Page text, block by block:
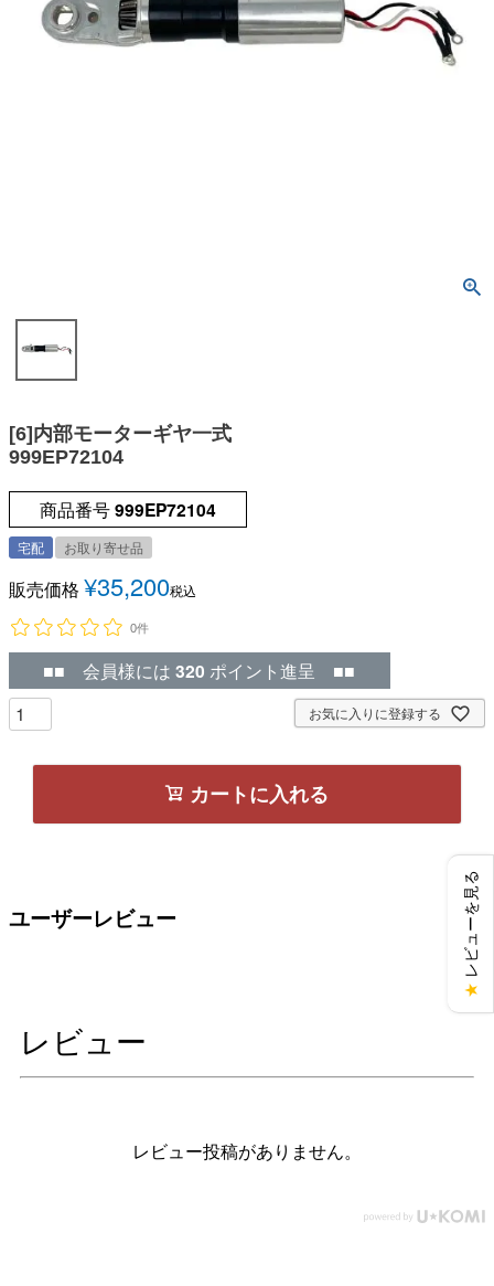
[6]内部モーターギヤ一式
999EP72104
商品番号999EP72104
宅配 お取り寄せ品
販売価格 ¥35,200税込
0件
■■ 会員様には 320 ポイント進呈 ■■
お気に入りに登録する
カートに入れる
ユーザーレビュー
レビュー
レビュー投稿がありません。
★
レビューを見る